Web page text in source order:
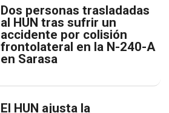
​Dos personas trasladadas
al HUN tras sufrir un
accidente por colisión
frontolateral en la N-240-A
en Sarasa
El HUN ajusta la